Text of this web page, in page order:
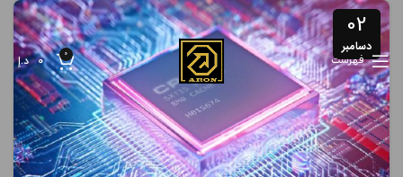
فهرست 0
0 د.إ
02
دسامبر